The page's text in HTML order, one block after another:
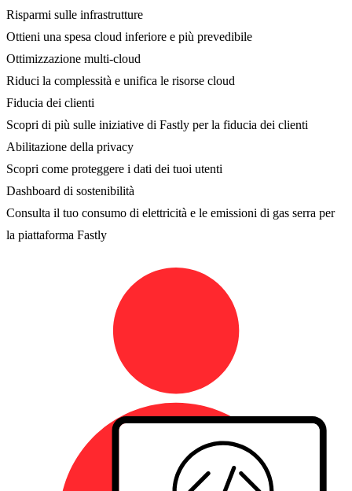
Risparmi sulle infrastrutture
Ottieni una spesa cloud inferiore e più prevedibile
Ottimizzazione multi-cloud
Riduci la complessità e unifica le risorse cloud
Fiducia dei clienti
Scopri di più sulle iniziative di Fastly per la fiducia dei clienti
Abilitazione della privacy
Scopri come proteggere i dati dei tuoi utenti
Dashboard di sostenibilità
Consulta il tuo consumo di elettricità e le emissioni di gas serra per
la piattaforma Fastly